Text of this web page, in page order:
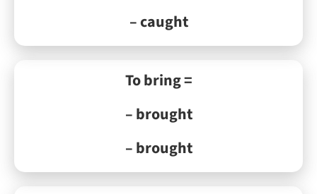
– caught
To bring =
– brought
– brought